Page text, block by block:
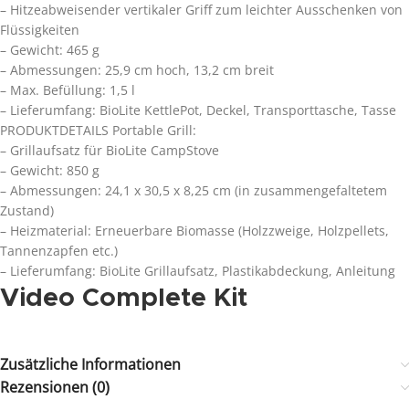
– Hitzeabweisender vertikaler Griff zum leichter Ausschenken von
Flüssigkeiten
– Gewicht: 465 g
– Abmessungen: 25,9 cm hoch, 13,2 cm breit
– Max. Befüllung: 1,5 l
– Lieferumfang: BioLite KettlePot, Deckel, Transporttasche, Tasse
PRODUKTDETAILS Portable Grill:
– Grillaufsatz für BioLite CampStove
– Gewicht: 850 g
– Abmessungen: 24,1 x 30,5 x 8,25 cm (in zusammengefaltetem
Zustand)
– Heizmaterial: Erneuerbare Biomasse (Holzzweige, Holzpellets,
Tannenzapfen etc.)
– Lieferumfang: BioLite Grillaufsatz, Plastikabdeckung, Anleitung
Video Complete Kit
Zusätzliche Informationen
Rezensionen (0)